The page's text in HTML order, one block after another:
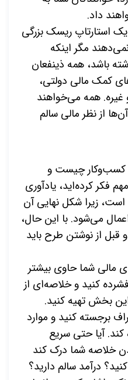
داد.
استارتاپ ریسک بزرگی
مگر اینکه
باشد، همه ذینفعان
کمک مالی دولتی،
غیره. همه می‌خواهند
از نظر مالی سالم
کسب‌وکار چیست و
فکر کرده‌اید، یادآوری
زیرا شکل نهایی آن
می‌شود. با این حال،
و قبل از نوشتن طرح باید
مالی شما حاوی بیشتر
کنید و خلاصهای از
این بخش تهیه کنید.
برجسته کنید و موارد
آیا حتی سریع
خلاصه شما درک کند
درآمد سالم دارید؟